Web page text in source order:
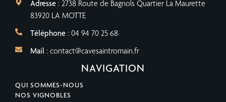
Adresse : 2738 Route de Bagnols Quartier La Maurette
83920 LA MOTTE
Téléphone : 04 94 70 25 68
Mail : contact@cavesaintromain.fr
NAVIGATION
QUI SOMMES-NOUS
NOS VIGNOBLES